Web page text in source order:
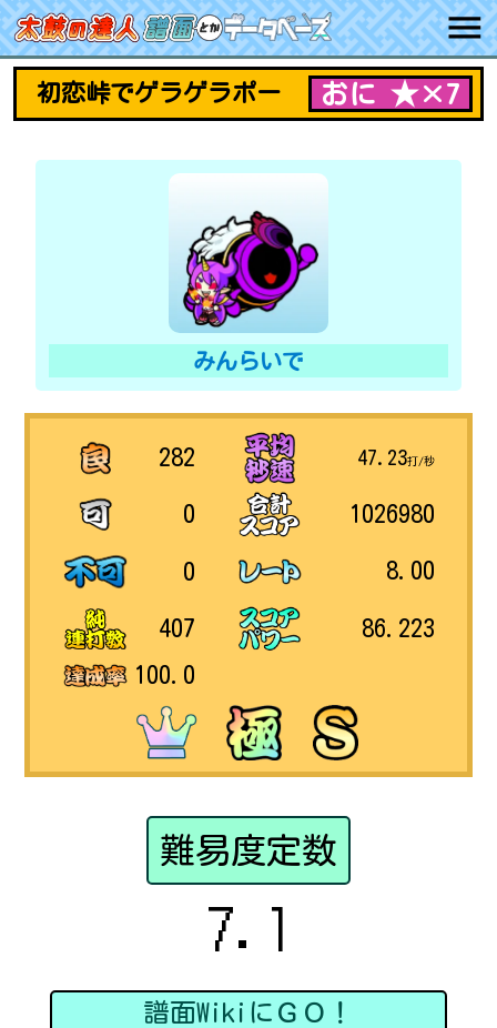
初恋峠でゲラゲラポー おに ★×7
みんらいで
282
0
0
407
100.0
47.23打/秒
1026980
8.00
86.223
難易度定数
7.1
譜面WikiにＧＯ！